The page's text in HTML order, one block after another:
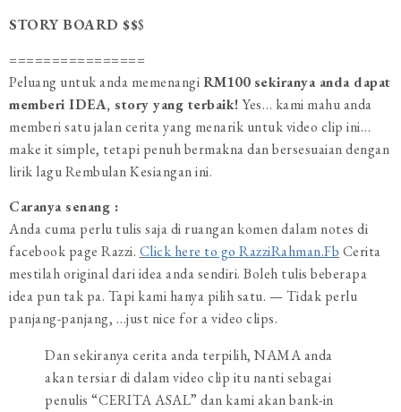
STORY BOARD $$$
================
Peluang untuk anda memenangiRM100 sekiranya anda dapat
memberi IDEA, story yang terbaik!Yes… kami mahu anda
memberi satu jalan cerita yang menarik untuk video clip ini…
make it simple, tetapi penuh bermakna dan bersesuaian dengan
lirik lagu Rembulan Kesiangan ini.
Caranya senang :
Anda cuma perlu tulis saja di ruangan komen dalam notes di
facebook page Razzi. Click here to go RazziRahman.Fb Cerita
mestilah original dari idea anda sendiri. Boleh tulis beberapa
idea pun tak pa. Tapi kami hanya pilih satu. — Tidak perlu
panjang-panjang, …just nice for a video clips.
Dan sekiranya cerita anda terpilih, NAMA anda
akan tersiar di dalam video clip itu nanti sebagai
penulis “CERITA ASAL” dan kami akan bank-in